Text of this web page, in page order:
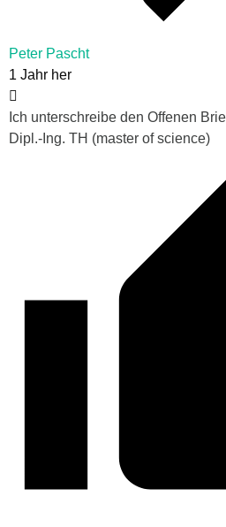
Peter Pascht
1 Jahr her
Ich unterschreibe den Offenen
Dipl.-Ing. TH (master of science)